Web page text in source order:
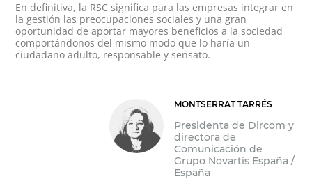
En definitiva, la RSC significa para las empresas integrar en
la gestión las preocupaciones sociales y una gran
oportunidad de aportar mayores beneficios a la sociedad
comportándonos del mismo modo que lo haría un
ciudadano adulto, responsable y sensato.
MONTSERRAT TARRÉS
Presidenta de Dircom y
directora de
Comunicación de
Grupo Novartis España /
España